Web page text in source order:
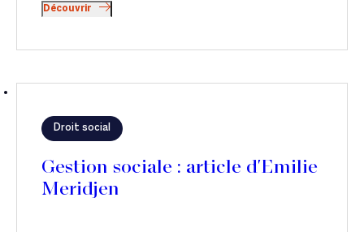
Découvrir
Droit social
Gestion sociale : article d'Emilie
Meridjen